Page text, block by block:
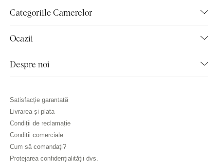
Categoriile Camerelor
Ocazii
Despre noi
Satisfacție garantată
Livrarea și plata
Condiții de reclamație
Condiții comerciale
Cum să comandați?
Protejarea confidențialității dvs.